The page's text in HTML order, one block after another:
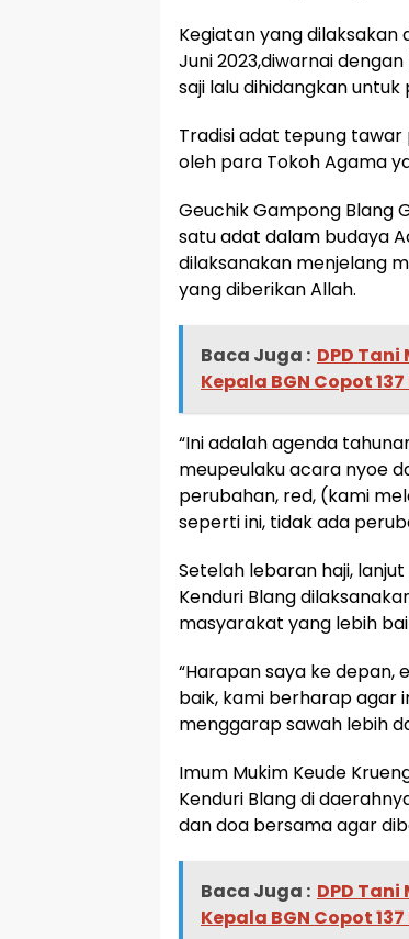
Kegiatan yang dilaksakan
Juni 2023,diwarnai
saji lalu dihidangkan
Tradisi adat tepung
oleh para Tokoh Agama
Geuchik Gampong Blang
satu adat dalam budaya
dilaksanakan menjelang
yang diberikan Allah.
Baca Juga : DPD
Kepala BGN Copot 137
“Ini adalah agenda
meupeulaku acara nyoe
perubahan, red, (kami
seperti ini, tidak ada
Setelah lebaran haji,
Kenduri Blang
masyarakat yang lebih
“Harapan saya ke
baik, kami berharap agar
menggarap sawah lebih
Imum Mukim Keude
Kenduri Blang di
dan doa bersama agar
Baca Juga : DPD
Kepala BGN Copot 137